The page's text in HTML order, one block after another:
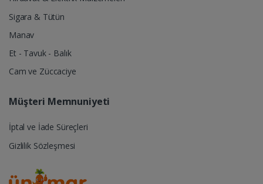
Sigara & Tütün
Manav
Et - Tavuk - Balık
Cam ve Züccaciye
Müşteri Memnuniyeti
İptal ve İade Süreçleri
Gizlilik Sözleşmesi